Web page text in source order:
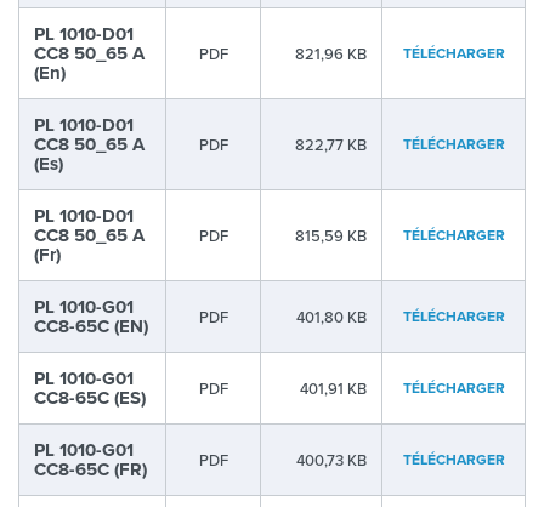
PL 1010-D01
CC8 50_65 A
(En)
PDF 821,96 KB TÉLÉCHARGER
PL 1010-D01
CC8 50_65 A
(Es)
PDF 822,77 KB TÉLÉCHARGER
PL 1010-D01
CC8 50_65 A
(Fr)
PDF 815,59 KB TÉLÉCHARGER
PL 1010-G01
CC8-65C (EN) PDF 401,80 KB TÉLÉCHARGER
PL 1010-G01
CC8-65C (ES) PDF 401,91 KB TÉLÉCHARGER
PL 1010-G01
CC8-65C (FR) PDF 400,73 KB TÉLÉCHARGER